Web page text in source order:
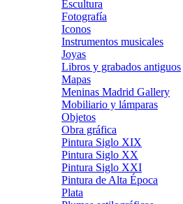
Escultura
Fotografía
Iconos
Instrumentos musicales
Joyas
Libros y grabados antiguos
Mapas
Meninas Madrid Gallery
Mobiliario y lámparas
Objetos
Obra gráfica
Pintura Siglo XIX
Pintura Siglo XX
Pintura Siglo XXI
Pintura de Alta Época
Plata